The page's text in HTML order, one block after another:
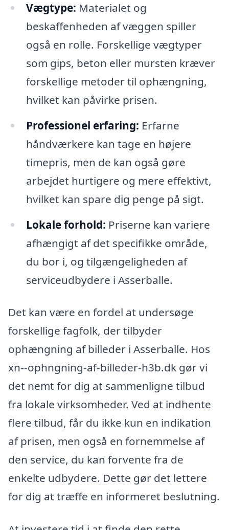
Vægtype: Materialet og
beskaffenheden af væggen spiller
også en rolle. Forskellige vægtyper
som gips, beton eller mursten kræver
forskellige metoder til ophængning,
hvilket kan påvirke prisen.
Professionel erfaring: Erfarne
håndværkere kan tage en højere
timepris, men de kan også gøre
arbejdet hurtigere og mere effektivt,
hvilket kan spare dig penge på sigt.
Lokale forhold: Priserne kan variere
afhængigt af det specifikke område,
du bor i, og tilgængeligheden af
serviceudbydere i Asserballe.
Det kan være en fordel at undersøge
forskellige fagfolk, der tilbyder
ophængning af billeder i Asserballe. Hos
xn--ophngning-af-billeder-h3b.dk gør vi
det nemt for dig at sammenligne tilbud
fra lokale virksomheder. Ved at indhente
flere tilbud, får du ikke kun en indikation
af prisen, men også en fornemmelse af
den service, du kan forvente fra de
enkelte udbydere. Dette gør det lettere
for dig at træffe en informeret beslutning.